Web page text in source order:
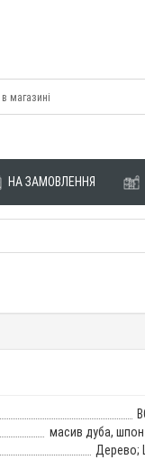
НА ЗАМОВЛЕННЯ
масив дуба,
Дерево;